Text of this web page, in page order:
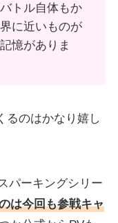
トル自体もか
に近いものが
憶がありま
るのはかなり嬉し
パーキングシリー
は今回も参戦キャ